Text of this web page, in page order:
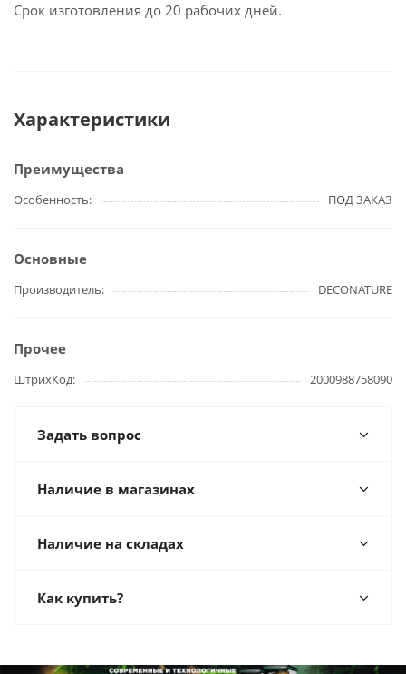
Срок изготовления до 20 рабочих дней.
Характеристики
Преимущества
Особенность ПОД ЗАКАЗ
Основные
Производитель DECONATURE
Прочее
ШтрихКод 2000988758090
Задать вопрос
Наличие в магазинах
Наличие на складах
Как купить?